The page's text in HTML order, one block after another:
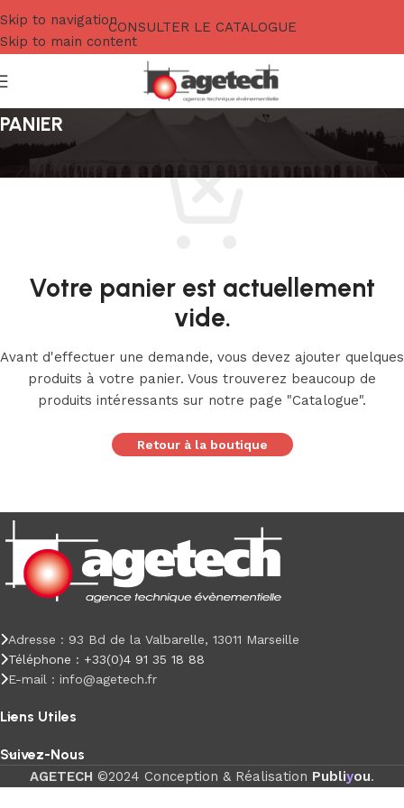
Skip to navigation
Skip to main content
CONSULTER LE CATALOGUE
PANIER
Votre panier est actuellement
vide.
Avant d'effectuer une demande, vous devez ajouter quelques
produits à votre panier. Vous trouverez beaucoup de
produits intéressants sur notre page "Catalogue".
Retour à la boutique
Adresse : 93 Bd de la Valbarelle, 13011 Marseille
Téléphone : +33(0)4 91 35 18 88
E-mail : info@agetech.fr
Liens Utiles
Suivez-Nous
AGETECH ©2024 Conception & Réalisation Publiyou.